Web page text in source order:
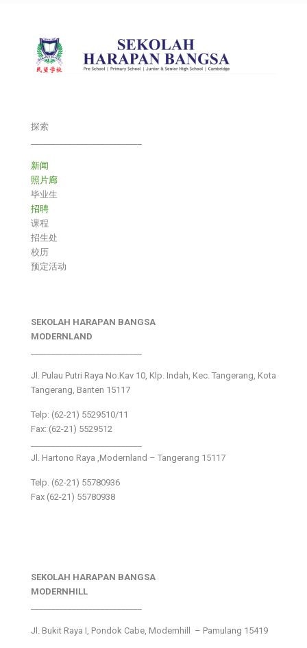
探索
新闻
照片廊
毕业生
招聘
课程
招生处
校历
预定活动
SEKOLAH HARAPAN BANGSA
MODERNLAND
Jl. Pulau Putri Raya No.Kav 10, Klp. Indah, Kec. Tangerang, Kota
Tangerang, Banten 15117
Telp: (62-21) 5529510/11
Fax: (62-21) 5529512
Jl. Hartono Raya ,Modernland – Tangerang 15117
Telp. (62-21) 55780936
Fax (62-21) 55780938
SEKOLAH HARAPAN BANGSA
MODERNHILL
Jl. Bukit Raya I, Pondok Cabe, Modernhill – Pamulang 15419